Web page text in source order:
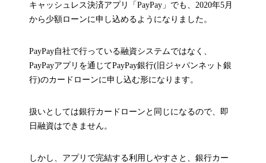
キャッシュレス決済アプリ「PayPay」でも、2020年5月
から少額ローンに申し込めるようになりました。
PayPay自社で行っている融資システムではなく、
PayPayアプリを通じてPayPay銀行(旧ジャパンネット銀
行)のカードローンに申し込む形になります。
扱いとしては銀行カードローンと同じになるので、即
日融資はできません。
しかし、アプリで完結する利用しやすさと、銀行カー